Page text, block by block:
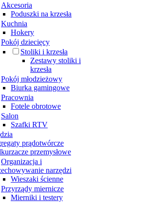
Akcesoria
Poduszki na krzesła
Kuchnia
Hokery
Pokój dziecięcy
Stoliki i krzesła
Zestawy stoliki i
krzesła
Pokój młodzieżowy
Biurka gamingowe
Pracownia
Fotele obrotowe
Salon
Szafki RTV
prądotwórcze
przemysłowe
Organizacja i
narzędzi
Wieszaki ścienne
Przyrządy miernicze
Mierniki i testery